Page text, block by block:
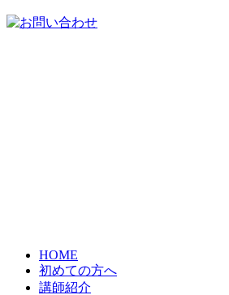
HOME
初めての方へ
講師紹介